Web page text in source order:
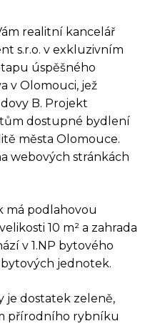
realitní kancelář
s.r.o. v exkluzivním
úspěšného
v Olomouci, jež
B. Projekt
dostupné bydlení
města Olomouce.
webových stránkách
má podlahovou
10 m² a zahrada
v 1.NP bytového
jednotek.
je dostatek zeleně,
přírodního rybníku